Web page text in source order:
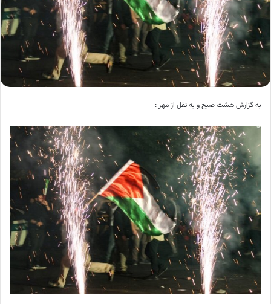
به گزارش هشت صبح و به نقل از مهر :